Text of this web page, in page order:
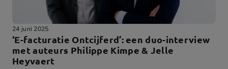
24 juni 2025
‘E-facturatie Ontcijferd’: een duo-interview
met auteurs Philippe Kimpe & Jelle
Heyvaert